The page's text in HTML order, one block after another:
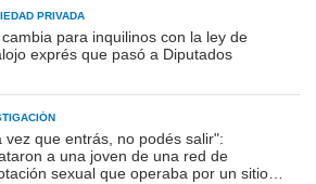
PRIVADA
para inquilinos con la ley de
exprés que pasó a Diputados
vez que entrás, no podés salir":
a una joven de una red de
sexual que operaba por un sitio